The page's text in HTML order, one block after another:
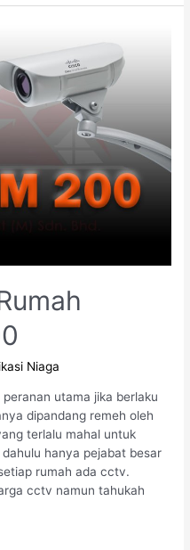
Niaga
utama jika berlaku
dipandang remeh oleh
terlalu mahal untuk
hanya pejabat besar
rumah ada cctv.
cctv namun tahukah